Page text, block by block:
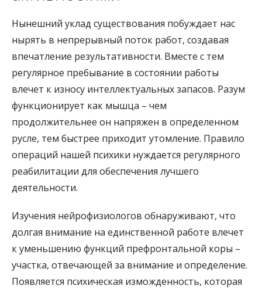
Нынешний уклад существования побуждает нас
нырять в непрерывный поток работ, создавая
впечатление результативности. Вместе с тем
регулярное пребывание в состоянии работы
влечет к износу интеллектуальных запасов. Разум
функционирует как мышца – чем
продолжительнее он напряжен в определенном
русле, тем быстрее приходит утомление. Правило
операций нашей психики нуждается регулярного
реабилитации для обеспечения лучшего
деятельности.
Изучения нейрофизиологов обнаруживают, что
долгая внимание на единственной работе влечет
к уменьшению функций префронтальной коры –
участка, отвечающей за внимание и определение.
Появляется психическая изможденность, которая